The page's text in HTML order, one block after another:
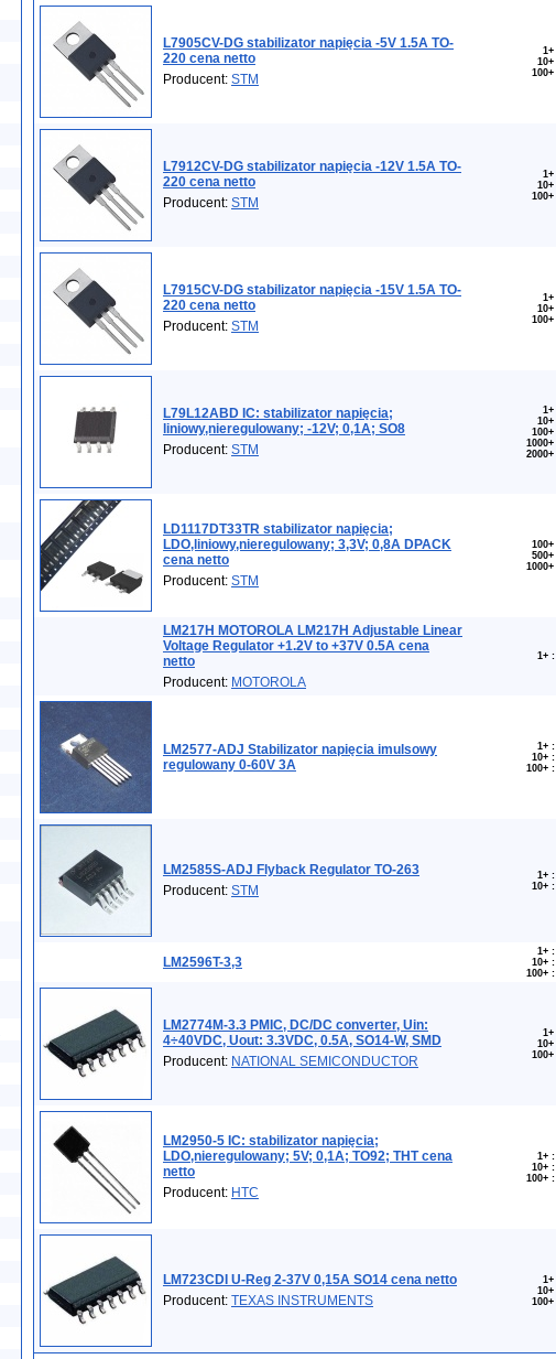
L7905CV-DG stabilizator napięcia -5V 1.5A TO-
220 cena netto
Producent: STM
1+
10+
100+
L7912CV-DG stabilizator napięcia -12V 1.5A TO-
220 cena netto
Producent: STM
1+
10+
100+
L7915CV-DG stabilizator napięcia -15V 1.5A TO-
220 cena netto
Producent: STM
1+
10+
100+
L79L12ABD IC: stabilizator napięcia;
liniowy,nieregulowany; -12V; 0,1A; SO8
Producent: STM
1+
10+
100+
1000+
2000+
LD1117DT33TR stabilizator napięcia;
LDO,liniowy,nieregulowany; 3,3V; 0,8A DPACK
cena netto
Producent: STM
100+
500+
1000+
LM217H MOTOROLA LM217H Adjustable Linear
Voltage Regulator +1.2V to +37V 0.5A cena
netto
Producent: MOTOROLA
1+ :
LM2577-ADJ Stabilizator napięcia imulsowy
regulowany 0-60V 3A
1+ :
10+ :
100+ :
LM2585S-ADJ Flyback Regulator TO-263
Producent: STM
1+ :
10+ :
LM2596T-3,3
1+ :
10+ :
100+ :
LM2774M-3.3 PMIC, DC/DC converter, Uin:
4÷40VDC, Uout: 3.3VDC, 0.5A, SO14-W, SMD
Producent: NATIONAL SEMICONDUCTOR
1+
10+
100+
LM2950-5 IC: stabilizator napięcia;
LDO,nieregulowany; 5V; 0,1A; TO92; THT cena
netto
Producent: HTC
1+ :
10+ :
100+ :
LM723CDI U-Reg 2-37V 0,15A SO14 cena netto
Producent: TEXAS INSTRUMENTS
1+
10+
100+